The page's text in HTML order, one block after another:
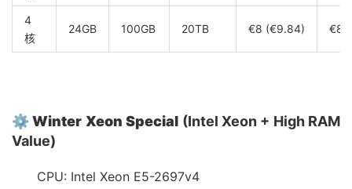
4
核
24GB 100GB 20TB €8 (€9.84)
⚙️Winter Xeon Special (Intel Xeon + High RAM
Value)
CPU: Intel Xeon E5-2697v4